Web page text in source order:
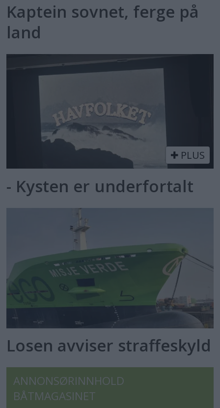
Kaptein sovnet, ferge på
land
PLUS
- Kysten er underfortalt
Losen avviser straffeskyld
ANNONSØRINNHOLD
BÅTMAGASINET